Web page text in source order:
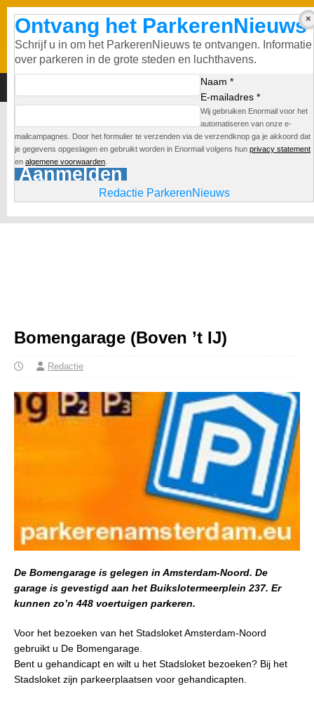
Bomengarage (Boven ’t IJ)
Redactie
De Bomengarage is gelegen in Amsterdam-Noord. De
garage is gevestigd aan het Buikslotermeerplein 237. Er
kunnen zo’n 448 voertuigen parkeren.
Voor het bezoeken van het Stadsloket Amsterdam-Noord
gebruikt u De Bomengarage.
Bent u gehandicapt en wilt u het Stadsloket bezoeken? Bij het
Stadsloket zijn parkeerplaatsen voor gehandicapten.
Ontvang het ParkerenNieuws
Schrijf u in om het ParkerenNieuws te ontvangen. Informatie
over parkeren in de grote steden en luchthavens.
Naam *
E-mailadres *
Wij gebruiken Enormail voor het
automatiseren van onze e-
mailcampagnes. Door het formulier te verzenden via de verzendknop ga je akkoord dat
je gegevens opgeslagen en gebruikt worden in Enormail volgens hun privacy statement
en algemene voorwaarden
Aanmelden
Redactie ParkerenNieuws